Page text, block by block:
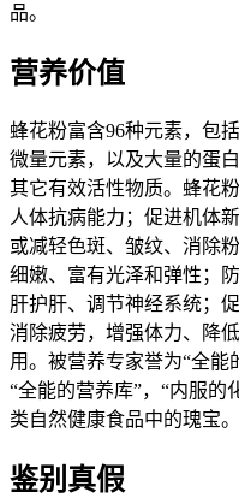
品。
营养价值
蜂花粉富含96种元素，包
微量元素，以及大量的蛋
其它有效活性物质。蜂花
人体抗病能力；促进机体
或减轻色斑、皱纹、消除
细嫩、富有光泽和弹性；
肝护肝、调节神经系统；
消除疲劳，增强体力、降
用。被营养专家誉为“全能
“全能的营养库”，“内服的
类自然健康食品中的瑰宝。
鉴别真假